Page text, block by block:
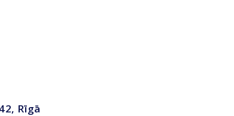
Rīgā